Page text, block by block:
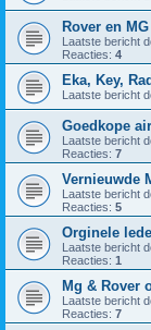
Rover en
Laatste bericht
Reacties: 4
Eka, Key,
Laatste bericht
Goedkope
Laatste bericht
Reacties: 7
Vernieuwde
Laatste bericht
Reacties: 5
Orginele
Laatste bericht
Reacties: 1
Mg & Rover
Laatste bericht
Reacties: 7